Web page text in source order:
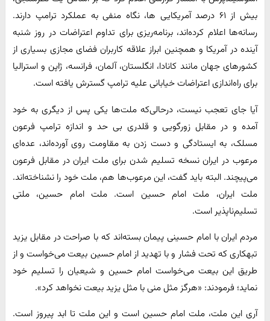
بیش از ۶١ درصد آمریکایی ها، نگاه منفی به عملکرد ترامپ دارند.
رسانه‌ها اعلام کرده‌اند، برنامه‌ریزی برای تداوم اعتراضات در روز شنبه
آینده در آمریکا و همچنین ابراز علاقه کاربران فضای مجازی بسیاری از
کشورهای جهان مانند کانادا، انگلستان، آلمان، فرانسه، ژاپن و استرالیا
برای راه‌اندازی اعتراضات خیابانی علیه ترامپ گسترش یافته است.
آیا جای تعجب نیست، درحالی‌که ملت‌ها یکی پس از دیگری به خود
آمده و در مقابل زورگویی و قلدری بی حد و اندازه ترامپ فرعون
مسلک، به ایستادگی و دست زدن به مقاومت روی آورده‌اند، عده‌ای
مرعوب در ایران نسخه تسلیم شدن برای ملت ایران در مقابل فرعون
می‌پیچند. البته باید گفت، این مرعوب‌ها هم، ملت خود را نشناخته‌اند.
ملت ایران، ملت امام حسین است. ملت امام حسین، ملتی
تسلیم‌ناپذیر است.
مردم ایران با امام حسینی پیمان بسته‌اند که با صراحت در مقابل یزید
تبهکاری که تحت فشار و با تهدید از امام حسین بیعت می‌خواست و از
طریق این بیعت می‌خواست امام حسین و شیعیان را تسلیم خود
نماید؛ فرمودند: «هرگز مثل منی با مثل یزید بیعت نخواهد کرد».
آری این ملت، ملت امام حسین است و این ملت تا ابد پیروز است.